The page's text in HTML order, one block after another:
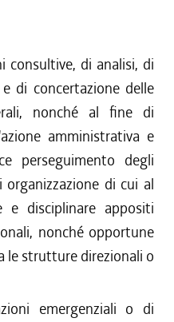
consultive, di analisi, di
di concertazione delle
nonché al fine di
amministrativa e
perseguimento degli
di cui al
disciplinare appositi
nonché opportune
le strutture direzionali o
emergenziali o di